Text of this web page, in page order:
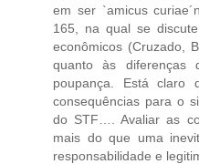
em ser `amicus
165, na qual se
econômicos (Cruzado,
quanto às diferenças
poupança. Está
consequências para o
do STF…. Avaliar as
mais do que uma
responsabilidade e